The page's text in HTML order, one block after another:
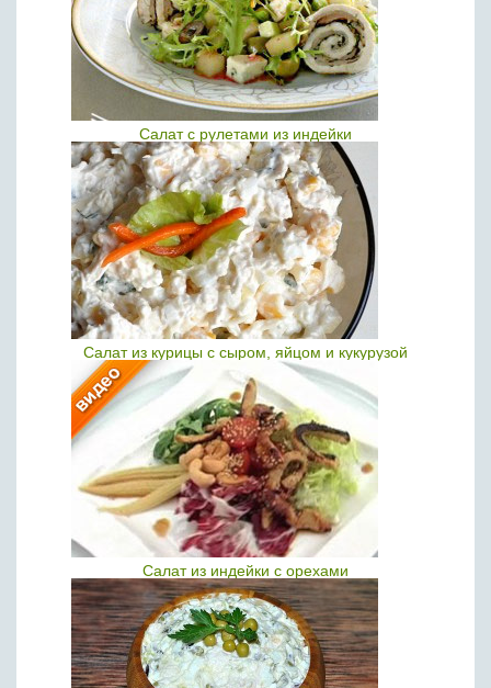
Салат с рулетами из индейки
Салат из курицы с сыром, яйцом и кукурузой
Салат из индейки с орехами